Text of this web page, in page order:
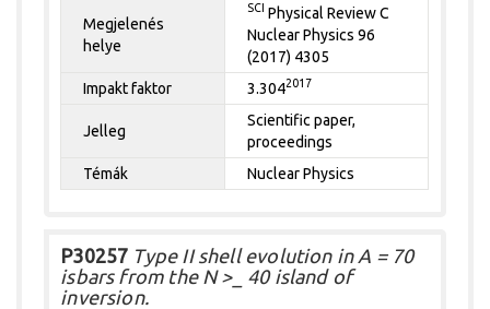
Megjelenés
helye
SCI Physical Review C
Nuclear Physics 96
(2017) 4305
Impakt faktor
3.3042017
Jelleg
Scientific paper,
proceedings
Témák
Nuclear Physics
P30257 Type II shell evolution in A = 70
isbars from the N >_ 40 island of
inversion.